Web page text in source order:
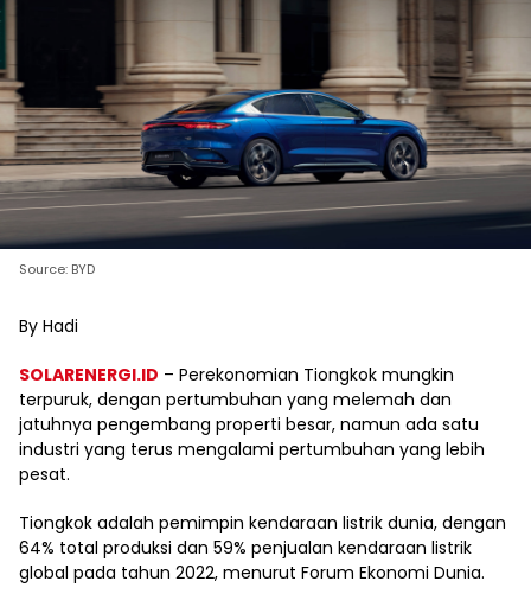
Source: BYD
By Hadi
SOLARENERGI.ID – Perekonomian Tiongkok mungkin
terpuruk, dengan pertumbuhan yang melemah dan
jatuhnya pengembang properti besar, namun ada satu
industri yang terus mengalami pertumbuhan yang lebih
pesat.
Tiongkok adalah pemimpin kendaraan listrik dunia, dengan
64% total produksi dan 59% penjualan kendaraan listrik
global pada tahun 2022, menurut Forum Ekonomi Dunia.